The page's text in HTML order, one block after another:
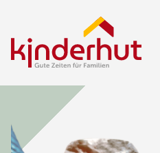
Leistungsfelder